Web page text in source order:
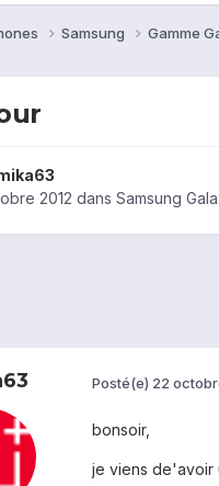
Samsung Gamme
2012 dans Samsung
Posté(e) 22
bonsoir,
je viens de'avoir